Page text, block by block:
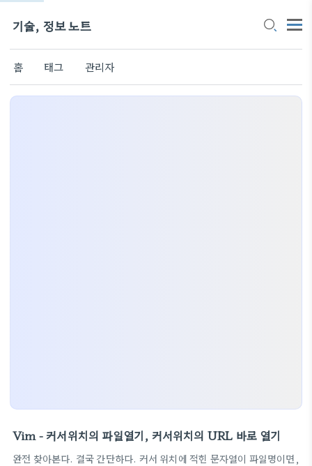
기술, 정보 노트
홈 태그 관리자
Vim - 커서위치의 파일열기, 커서위치의 URL 바로 열기
완전 찾아본다. 결국 간단하다. 커서 위치에 적힌 문자열이 파일명이면,